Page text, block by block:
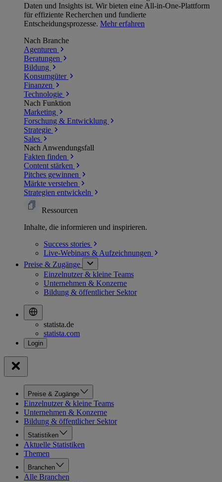
Daten und Insights ist. Wir bieten eine All-in-One-Plattform
für effiziente Recherchen und fundierte
Entscheidungsprozesse. Mehr erfahren
Nach Branche
Agenturen
Beratungen
Bildung
Konsumgüter
Finanzen
Technologie
Nach Funktion
Marketing
Forschung & Entwicklung
Strategie
Sales
Nach Anwendungsfall
Fakten finden
Content stärken
Pitches gewinnen
Märkte verstehen
Strategien entwickeln
Ressourcen
Inhalte, die informieren und inspirieren.
Success stories
Live-Webinars & Aufzeichnungen
Preise & Zugänge
Einzelnutzer & kleine Teams
Unternehmen & Konzerne
Bildung & öffentlicher Sektor
statista.de
statista.com
Preise & Zugänge
Einzelnutzer & kleine Teams
Unternehmen & Konzerne
Bildung & öffentlicher Sektor
Statistiken
Aktuelle Statistiken
Themen
Branchen
Alle Branchen